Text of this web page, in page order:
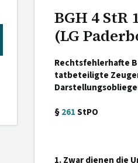
BGH 4 StR
(LG
Rechtsfehlerhafte
tatbeteiligte
§261StPO
1. Zwar dienen die